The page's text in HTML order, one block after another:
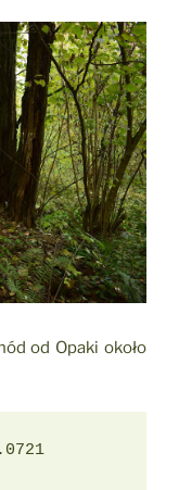
od Opaki około